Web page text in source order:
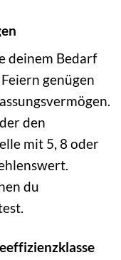
deinem Bedarf
genügen
den
mit 5, 8 oder
du